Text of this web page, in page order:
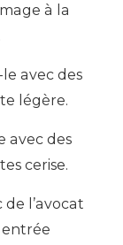
à la
avec des
légère.
avec des
cerise.
l’avocat